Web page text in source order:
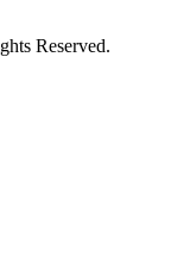
Reserved.